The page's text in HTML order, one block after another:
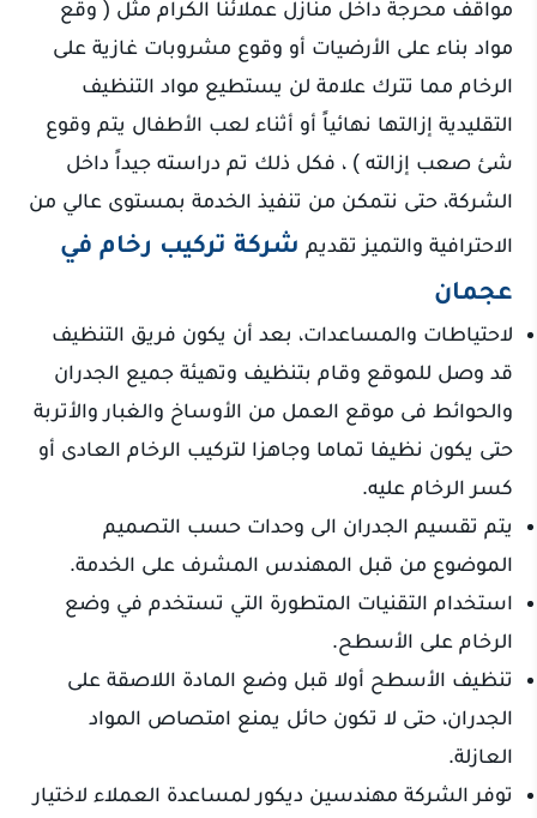
مواقف محرجة داخل منازل عملائنا الكرام مثل ( وقع
مواد بناء على الأرضيات أو وقوع مشروبات غازية على
الرخام مما تترك علامة لن يستطيع مواد التنظيف
التقليدية إزالتها نهائياً أو أثناء لعب الأطفال يتم وقوع
شئ صعب إزالته ) ، فكل ذلك تم دراسته جيداً داخل
الشركة، حتى نتمكن من تنفيذ الخدمة بمستوى عالي من
الاحترافية والتميز تقديم شركة تركيب رخام في
عجمان
لاحتياطات والمساعدات، بعد أن يكون فريق التنظيف
قد وصل للموقع وقام بتنظيف وتهيئة جميع الجدران
والحوائط فى موقع العمل من الأوساخ والغبار والأتربة
حتى يكون نظيفا تماما وجاهزا لتركيب الرخام العادى أو
كسر الرخام عليه.
يتم تقسيم الجدران الى وحدات حسب التصميم
الموضوع من قبل المهندس المشرف على الخدمة.
استخدام التقنيات المتطورة التي تستخدم في وضع
الرخام على الأسطح.
تنظيف الأسطح أولا قبل وضع المادة اللاصقة على
الجدران، حتى لا تكون حائل يمنع امتصاص المواد
العازلة.
توفر الشركة مهندسين ديكور لمساعدة العملاء لاختيار